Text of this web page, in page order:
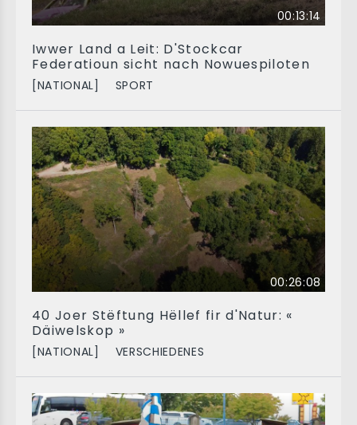
00:13:14
Iwwer Land a Leit: D'Stockcar
Federatioun sicht nach Nowuespiloten
[NATIONAL] SPORT
00:26:08
40 Joer Stëftung Hëllef fir d'Natur: «
Däiwelskop »
[NATIONAL] VERSCHIEDENES